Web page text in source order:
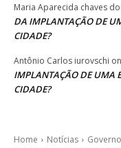
Maria Aparecida chaves
DA IMPLANTAÇÃO DE
CIDADE?
Antônio Carlos iurovschi on
IMPLANTAÇÃO DE UMA
CIDADE?